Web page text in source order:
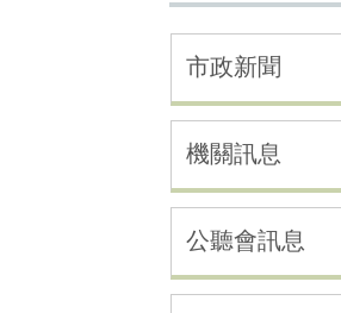
市政新聞
機關訊息
公聽會訊息